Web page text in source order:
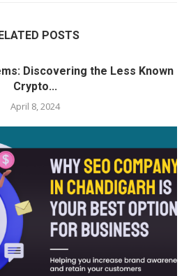
POSTS
Discovering the Less Known
Crypto...
April 8, 2024